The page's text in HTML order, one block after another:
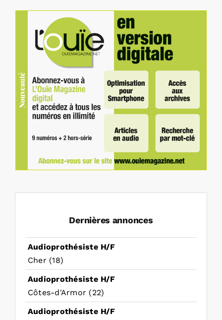
Dernières annonces
Audioprothésiste H/F
Cher (18)
Audioprothésiste H/F
Côtes-d'Armor (22)
Audioprothésiste H/F